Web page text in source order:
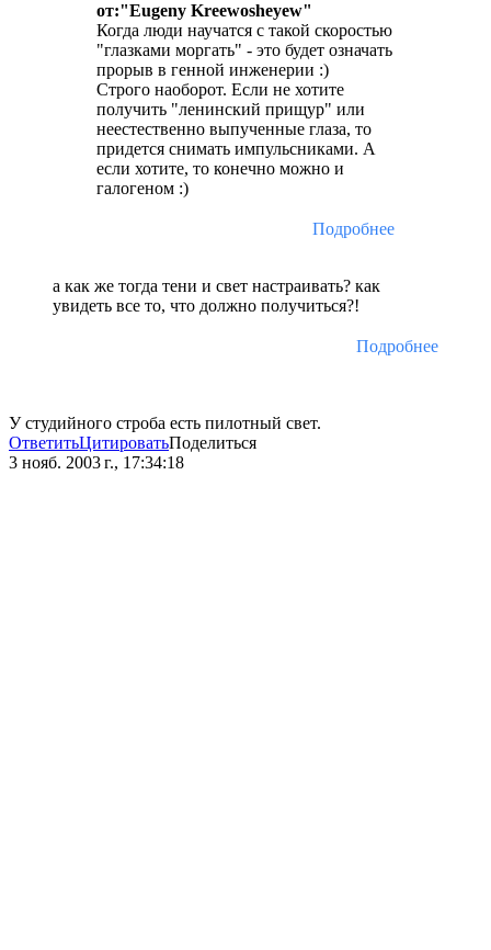
от:"Eugeny Kreewosheyew"
Когда люди научатся с такой скоростью
"глазками моргать" - это будет означать
прорыв в генной инженерии :)
Строго наоборот. Если не хотите
получить "ленинский прищур" или
неестественно выпученные глаза, то
придется снимать импульсниками. А
если хотите, то конечно можно и
галогеном :)
Подробнее
а как же тогда тени и свет настраивать? как
увидеть все то, что должно получиться?!
Подробнее
У студийного строба есть пилотный свет.
ОтветитьЦитироватьПоделиться
3 нояб. 2003 г., 17:34:18